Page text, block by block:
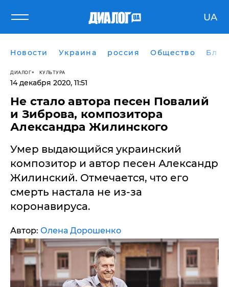
UA
Новости Украина россия Общество
ДИАЛОГ КУЛЬТУРА
14 декабря 2020, 11:51
Не стало автора песен Повалий
и Зиброва, композитора
Александра Жилинского
Умер выдающийся украинский
композитор и автор песен Александр
Жилинский. Отмечается, что его
смерть настала не из-за
коронавируса.
Автор: Олена Дорошенко